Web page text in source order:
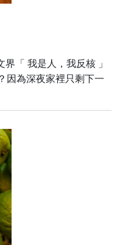
「 我是人，我反核 」
因為深夜家裡只剩下一